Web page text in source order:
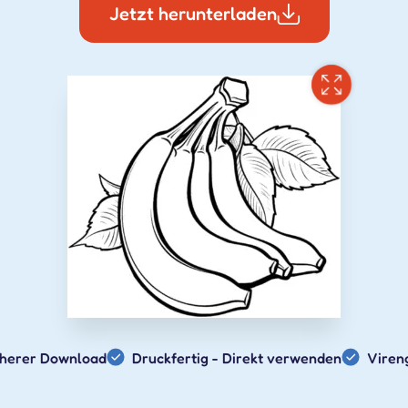
Jetzt herunterladen
Download Druckfertig - Direkt verwenden